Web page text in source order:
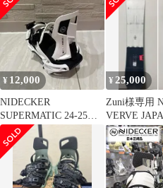
¥ 12,000
NIDECKER
SUPERMATIC 24-25モ
デル Mサイズ 白 ジャ
ンク
¥ 25,000
Zuni様専用
VERVE